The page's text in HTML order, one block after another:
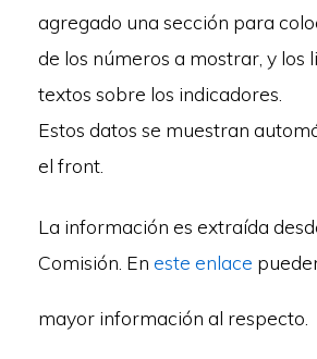
agregado una sección para
de los números a mostrar, y los
textos sobre los indicadores.
Estos datos se muestran
el front.
La información es extraída
Comisión. En este enlace
mayor información al respecto.